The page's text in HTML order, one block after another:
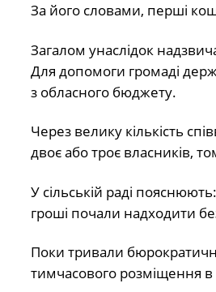
За його словами, перші
Загалом унаслідок
Для допомоги громаді
з обласного бюджету.
Через велику кількість
двоє або троє власників,
У сільській раді
гроші почали надходити
Поки тривали
тимчасового розміщення